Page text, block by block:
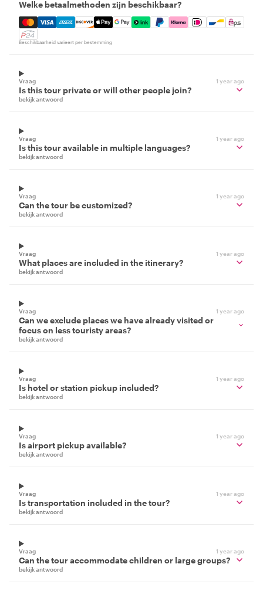
Welke betaalmethoden zijn beschikbaar?
Mastercard, Visa, Amex, Discover, Apple Pay, Google
Beschikbaarheid varieert per bestemming
Vraag 1 year ago
Is this tour private or will other people join?
bekijk antwoord
Vraag 1 year ago
Is this tour available in multiple languages?
bekijk antwoord
Vraag 1 year ago
Can the tour be customized?
bekijk antwoord
Vraag 1 year ago
What places are included in the itinerary?
bekijk antwoord
Vraag 1 year ago
Can we exclude places we have already visited or
focus on less touristy areas?
bekijk antwoord
Vraag 1 year ago
Is hotel or station pickup included?
bekijk antwoord
Vraag 1 year ago
Is airport pickup available?
bekijk antwoord
Vraag 1 year ago
Is transportation included in the tour?
bekijk antwoord
Vraag 1 year ago
Can the tour accommodate children or large groups?
bekijk antwoord